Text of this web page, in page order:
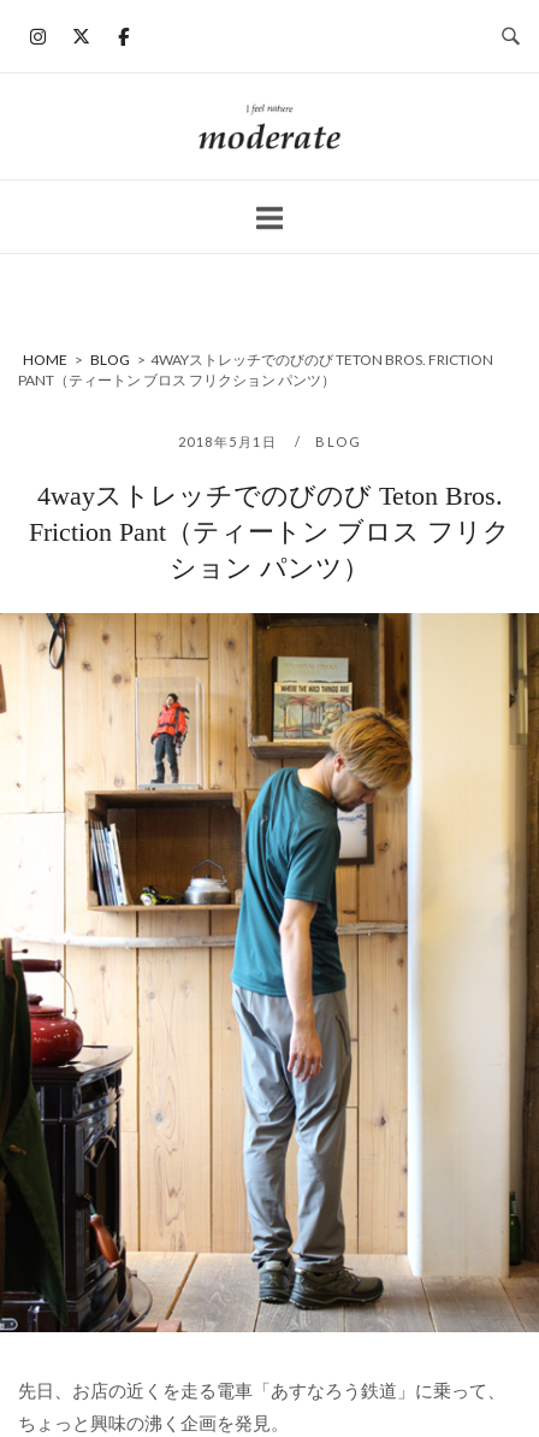
ホ
ー
HOME > BLOG > 4WAYストレッチでのびのび TETON BROS. FRICTION
PANT（ティートン ブロス フリクション パンツ）
2018年5月1日 BLOG
4wayストレッチでのびのび Teton Bros.
Friction Pant（ティートン ブロス フリク
ション パンツ）
先日、お店の近くを走る電車「あすなろう鉄道」に乗って、
ちょっと興味の沸く企画を発見。